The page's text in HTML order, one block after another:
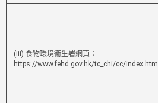
(iii) 食物環境衞生署網頁：
https://www.fehd.gov.hk/tc_chi/cc/index.html